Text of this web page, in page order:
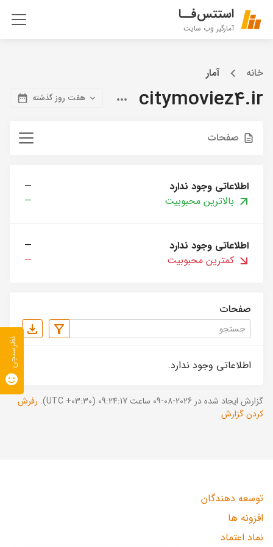
استتس‌فــا
آمارگیر وب سایت
خانه آمار
citymoviez4.ir هفت روز گذشته
صفحات
اطلاعاتی وجود ندارد
—
بالاترین محبوبیت
—
اطلاعاتی وجود ندارد
—
کمترین محبوبیت
—
صفحات
اطلاعاتی وجود ندارد.
گزارش ایجاد شده در 2026-08-09 ساعت 09:24:17 (UTC +03:30).
رفرش
کردن گزارش
توسعه دهندگان
افزونه ها
نماد اعتماد
نظرسنجی